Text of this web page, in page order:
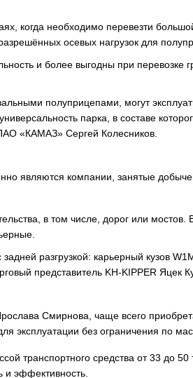
когда необходимо перевезти
осевых нагрузок для
и более выгодны при перевозке
полуприцепами, могут
парка, в составе
«КАМАЗ» Сергей Колесников.
являются компании, занятые
в том числе, дорог или
разгрузкой: карьерный кузов
представитель KH-KIPPER Яцек
Смирнова, чаще всего
без ограничения по
транспортного средства от 33 до
и эффективность.